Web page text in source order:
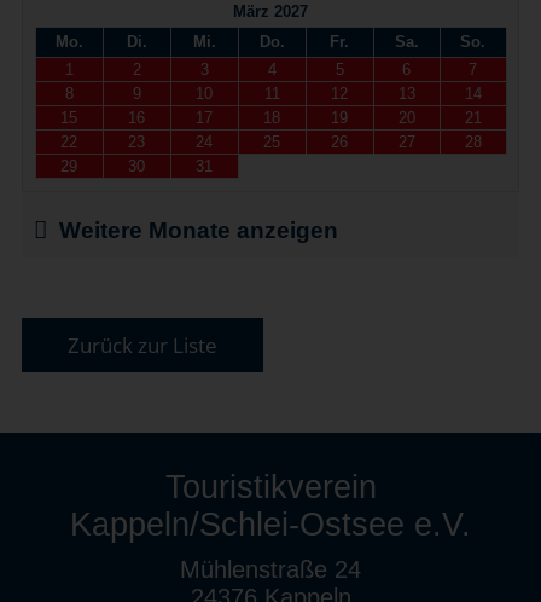
März 2027
Mo.
Di. Mi. Do. Fr. Sa.
So.
1
2 3 4 5 6
7
8
9 10 11 12 13
14
15
16 17 18 19 20
21
22
23 24 25 26 27
28
29
30 31
Weitere Monate anzeigen
Zurück zur Liste
Touristikverein
Kappeln/Schlei-Ostsee e.V.
Mühlenstraße 24